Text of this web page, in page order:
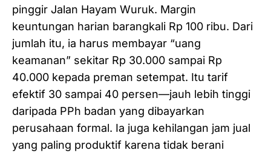
pinggir Jalan Hayam Wuruk. Margin
keuntungan harian barangkali Rp 100 ribu. Dari
jumlah itu, ia harus membayar “uang
keamanan” sekitar Rp 30.000 sampai Rp
40.000 kepada preman setempat. Itu tarif
efektif 30 sampai 40 persen—jauh lebih tinggi
daripada PPh badan yang dibayarkan
perusahaan formal. Ia juga kehilangan jam jual
yang paling produktif karena tidak berani